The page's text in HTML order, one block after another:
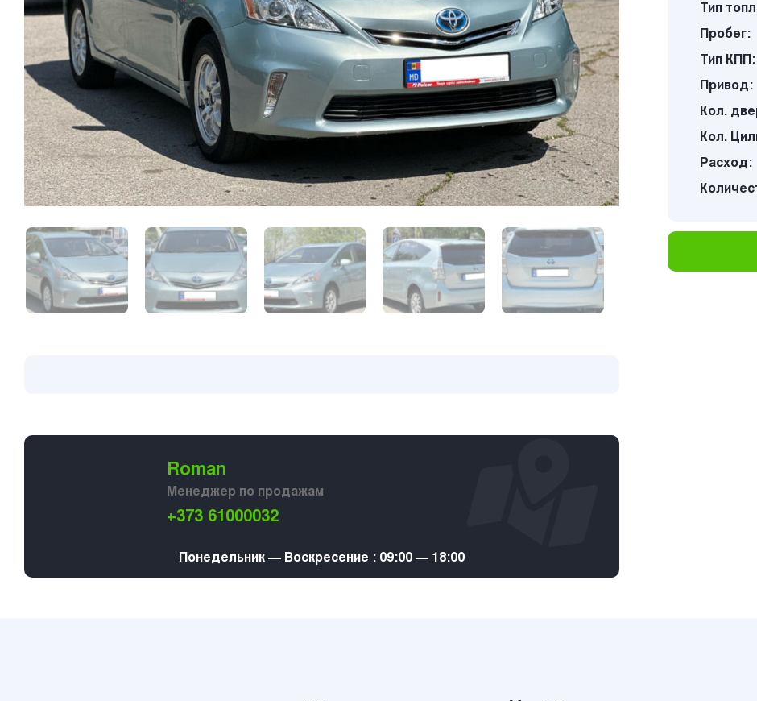
Roman
Менеджер по продажам
+373 61000032
Понедельник — Воскресение : 09:00 — 18:00
Тип
Пробег:
Тип КПП:
Привод:
Кол.
Кол.
Расход: